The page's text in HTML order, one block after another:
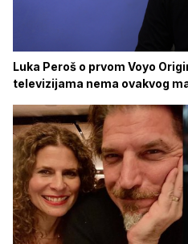
Luka Peroš o prvom Voyo
televizijama nema ovakvog